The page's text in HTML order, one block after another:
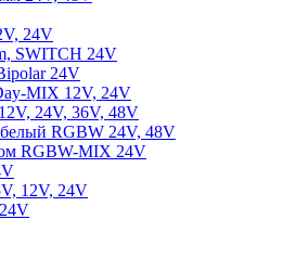
24V
SWITCH 24V
24V
MIX 12V, 24V
24V, 36V, 48V
RGBW 24V, 48V
RGBW-MIX 24V
12V, 24V